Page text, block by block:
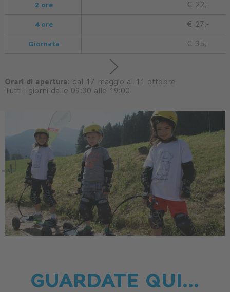
2 ore € 22,-
4 ore € 27,-
Giornata € 35,-
Orari di apertura: dal 17 maggio al 11 ottobre
Tutti i giorni dalle 09:30 alle 19:00
GUARDATE QUI...